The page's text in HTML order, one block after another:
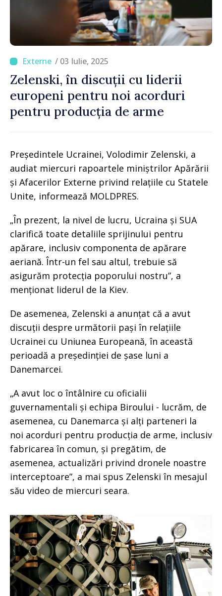
/ 03 Iulie, 2025
Zelenski, în discuții cu liderii
europeni pentru noi acorduri
pentru producția de arme
Președintele Ucrainei, Volodimir Zelenski, a
audiat miercuri rapoartele miniștrilor Apărării
și Afacerilor Externe privind relațiile cu Statele
Unite, informează MOLDPRES.
„În prezent, la nivel de lucru, Ucraina și SUA
clarifică toate detaliile sprijinului pentru
apărare, inclusiv componenta de apărare
aeriană. Într-un fel sau altul, trebuie să
asigurăm protecția poporului nostru”, a
menționat liderul de la Kiev.
De asemenea, Zelenski a anunțat că a avut
discuții despre următorii pași în relațiile
Ucrainei cu Uniunea Europeană, în această
perioadă a președinției de șase luni a
Danemarcei.
„A avut loc o întâlnire cu oficialii
guvernamentali și echipa Biroului - lucrăm, de
asemenea, cu Danemarca și alți parteneri la
noi acorduri pentru producția de arme, inclusiv
fabricarea în comun, și pregătim, de
asemenea, actualizări privind dronele noastre
interceptoare”, a mai spus Zelenski în mesajul
său video de miercuri seara.